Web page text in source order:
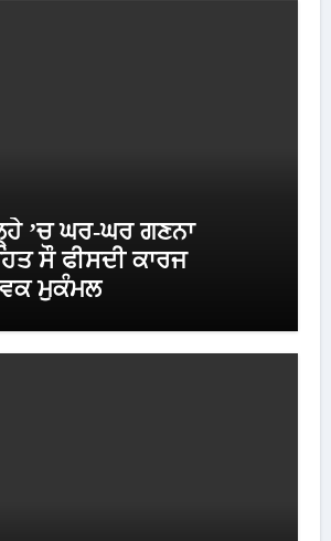
’ਚ ਘਰ-ਘਰ ਗਣਨਾ
ਸੌ ਫੀਸਦੀ ਕਾਰਜ
ਮੁਕੰਮਲ